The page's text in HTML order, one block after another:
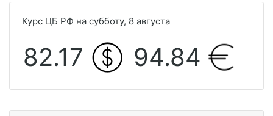
Курс ЦБ РФ на субботу, 8 августа
82.17 94.84